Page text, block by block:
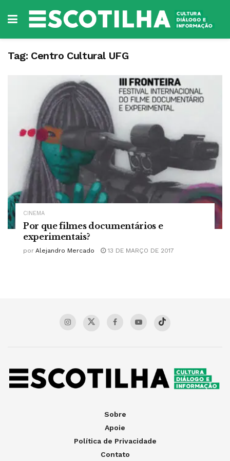
Tag: Centro Cultural UFG
CINEMA
Por que filmes documentários e
experimentais?
por Alejandro Mercado 13 DE MARÇO DE 2017
Sobre
Apoie
Política de Privacidade
Contato